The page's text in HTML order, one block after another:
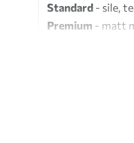
Standard - sile,
Premium - matt